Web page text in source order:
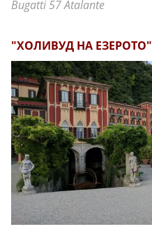
Bugatti 57 Atalante
"ХОЛИВУД НА ЕЗЕРОТО"